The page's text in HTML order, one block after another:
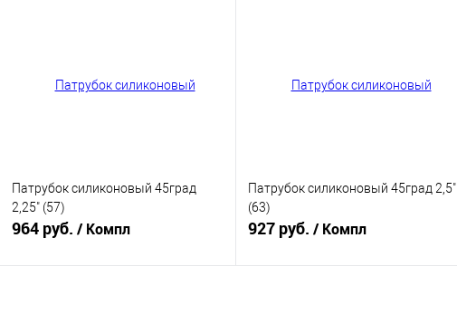
Патрубок силиконовый 45град
2,25" (57)
964 руб. / Компл
Патрубок силиконовый 45град 2,5"
(63)
927 руб. / Компл